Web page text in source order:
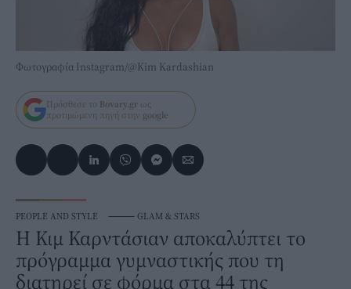
Φωτογραφία Instagram/@Kim Kardashian
Πρόσθεσε το Bovary.gr ως
προτιμώμενη πηγή στην google
PEOPLE AND STYLE ⸻ GLAM & STARS
Η Κιμ Καρντάσιαν αποκαλύπτει το
πρόγραμμα γυμναστικής που τη
διατηρεί σε φόρμα στα 44 της